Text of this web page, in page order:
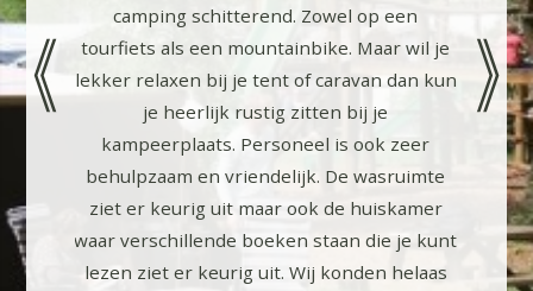
camping schitterend. Zowel op een
tourfiets als een mountainbike. Maar wil je
lekker relaxen bij je tent of caravan dan kun
je heerlijk rustig zitten bij je
kampeerplaats. Personeel is ook zeer
behulpzaam en vriendelijk. De wasruimte
ziet er keurig uit maar ook de huiskamer
waar verschillende boeken staan die je kunt
lezen ziet er keurig uit. Wij konden helaas